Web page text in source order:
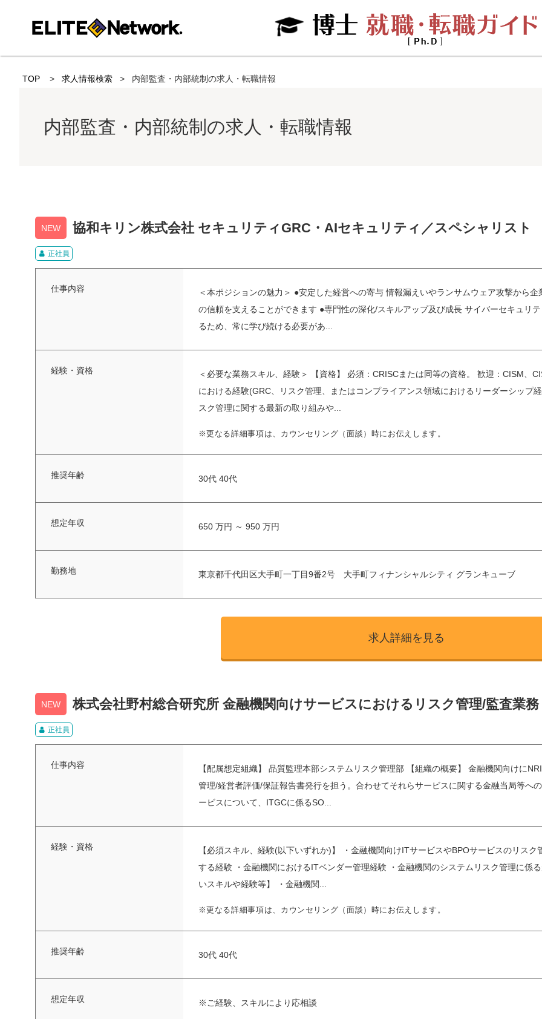
TOP 求人情報検索 内部監査・内部統制の求人・転職情報
内部監査・内部統制の求人・転職情報
NEW 協和キリン株式会社 セキュリティGRC・AIセキュリティ／スペシャリスト
正社員
仕事内容
＜本ポジションの魅力＞ ●安定した経営への寄与 情報漏えいやランサムウェア攻撃から
の信頼を支えることができます ●専門性の深化/スキルアップ及び成長 サイバーセキュリ
るため、常に学び続ける必要があ...
経験・資格
＜必要な業務スキル、経験＞ 【資格】 必須：CRISCまたは同等の資格。 歓迎：CISM、
における経験(GRC、リスク管理、またはコンプライアンス領域におけるリーダーシップ
スク管理に関する最新の取り組みや...
※更なる詳細事項は、カウンセリング（面談）時にお伝えします。
推奨年齢 30代 40代
想定年収 650 万円 ～ 950 万円
勤務地 東京都千代田区大手町一丁目9番2号 大手町フィナンシャルシティ グランキューブ
求人詳細を見る
NEW 株式会社野村総合研究所 金融機関向けサービスにおけるリスク管理/監査業務
正社員
仕事内容
【配属想定組織】 品質監理本部システムリスク管理部 【組織の概要】 金融機関向けに
管理/経営者評価/保証報告書発行を担う。合わせてそれらサービスに関する金融当局等へ
ービスについて、ITGCに係るSO...
経験・資格
【必須スキル、経験(以下いずれか)】 ・金融機関向けITサービスやBPOサービスのリス
する経験 ・金融機関におけるITベンダー管理経験 ・金融機関のシステムリスク管理に係
いスキルや経験等】 ・金融機関...
※更なる詳細事項は、カウンセリング（面談）時にお伝えします。
推奨年齢 30代 40代
想定年収 ※ご経験、スキルにより応相談